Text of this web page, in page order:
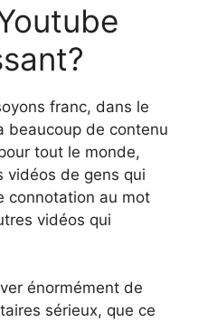
franc, dans le
beaucoup de contenu
tout le monde,
vidéos de gens qui
connotation au mot
vidéos qui
énormément de
sérieux, que ce